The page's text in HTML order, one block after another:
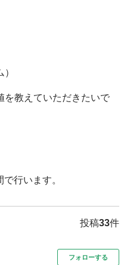
教えていただきたいで
投稿33件
フォローする